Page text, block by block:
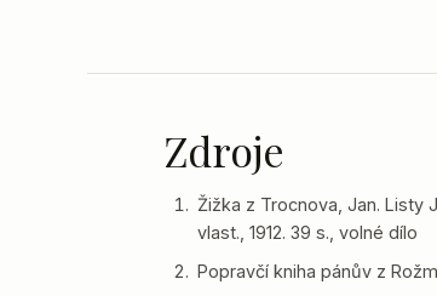
Zdroje
Žižka z Trocnova, Jan. Listy
vlast., 1912. 39 s., volné dílo
Popravčí kniha pánův z